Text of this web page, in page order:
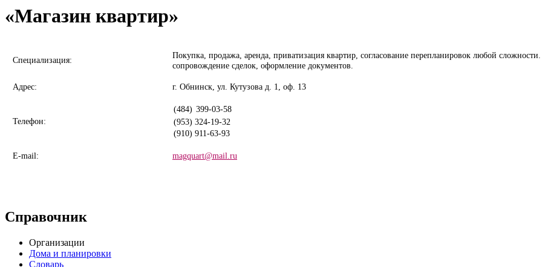
«Магазин квартир»
Специализация:
Покупка, продажа, аренда, приватизация квартир, согласование перепланировок любой
сопровождение сделок, оформление документов.
Адрес: г. Обнинск, ул. Кутузова д. 1, оф. 13
Телефон:
(484) 399-03-58
(953) 324-19-32
(910) 911-63-93
E-mail: magquart@mail.ru
Справочник
Организации
Дома и планировки
Словарь